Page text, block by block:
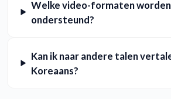
Welke video-formaten worden
ondersteund?
Kan ik naar andere talen
Koreaans?